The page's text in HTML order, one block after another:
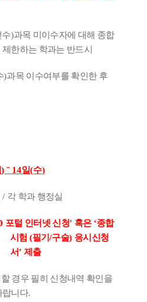
수)과목 미이수자에 대해 종합
한하는 학과는 반드시
)과목 이수여부를 확인한 후
)˜ 14일(수)
/ 각 학과 행정실
포털 인터넷 신청' 혹은 ‘종합
시험 (필기/구술) 응시신청
서’ 제출
경우 필히 신청내역 확인을
랍니다.